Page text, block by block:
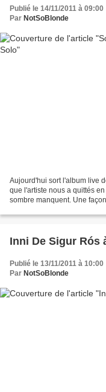
Publié le 14/11/2011 à 09:00
Par NotSoBlonde
Aujourd'hui sort l'album live
que l'artiste nous a quittés
sombre manquent. Une
Inni De Sigur Rós
Publié le 13/11/2011 à 10:00
Par NotSoBlonde